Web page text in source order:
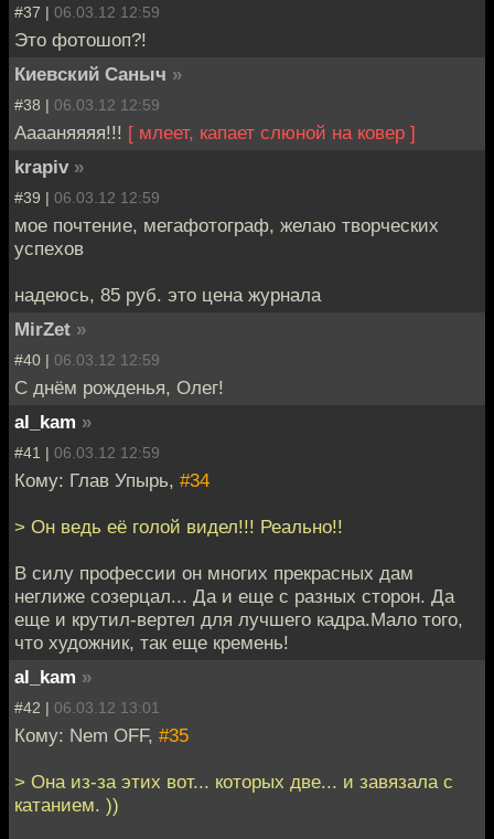
#37 | 06.03.12 12:59
Это фотошоп?!
Киевский Саныч »
#38 | 06.03.12 12:59
Ааааняяяя!!! [ млеет, капает слюной на ковер ]
krapiv »
#39 | 06.03.12 12:59
мое почтение, мегафотограф, желаю творческих
успехов
надеюсь, 85 руб. это цена журнала
MirZet »
#40 | 06.03.12 12:59
С днём рожденья, Олег!
al_kam »
#41 | 06.03.12 12:59
Кому: Глав Упырь, #34
> Он ведь её голой видел!!! Реально!!
В силу профессии он многих прекрасных дам
неглиже созерцал... Да и еще с разных сторон. Да
еще и крутил-вертел для лучшего кадра.Мало того,
что художник, так еще кремень!
al_kam »
#42 | 06.03.12 13:01
Кому: Nem OFF, #35
> Она из-за этих вот... которых две... и завязала с
катанием. ))